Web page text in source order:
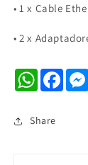
• 1 x Cable
• 2 x
WhatsApp
Share